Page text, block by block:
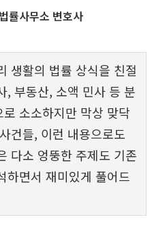
률사무소 변호사
생활의 법률 상식을 친절
, 부동산, 소액 민사 등 분
소소하지만 막상 맞닥
건들, 이런 내용으로도
다소 엉뚱한 주제도 기존
하면서 재미있게 풀어드